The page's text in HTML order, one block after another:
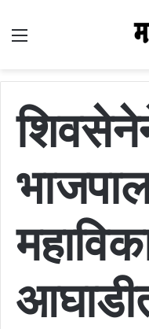
Menu